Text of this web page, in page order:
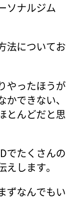
ソナルジム
法についてお
やったほうが
できない、
とんどだと思
でたくさんの
します。
ずなんでもい